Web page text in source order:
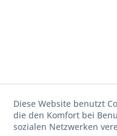
Diese Website benutzt
die den Komfort bei
sozialen Netzwerken